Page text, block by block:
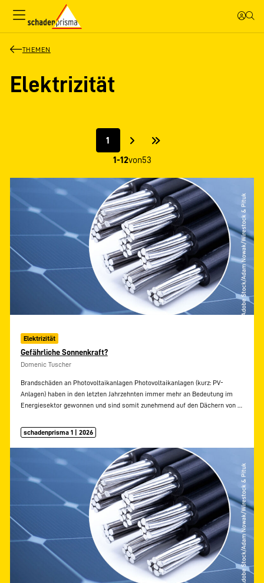
THEMEN
Elektrizität
1
1-12von53
Elektrizität
Gefährliche Sonnenkraft?
Domenic Tuscher
Brandschäden an Photovoltaikanlagen Photovoltaikanlagen (kurz: PV-
Anlagen) haben in den letzten Jahrzehnten immer mehr an Bedeutung im
Energiesektor gewonnen und sind somit zunehmend auf den Dächern von
schadenprisma 1 | 2026